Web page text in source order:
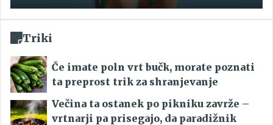
Triki
Če imate poln vrt bučk, morate poznati
ta preprost trik za shranjevanje
Večina ta ostanek po pikniku zavrže –
vrtnarji pa prisegajo, da paradižnik